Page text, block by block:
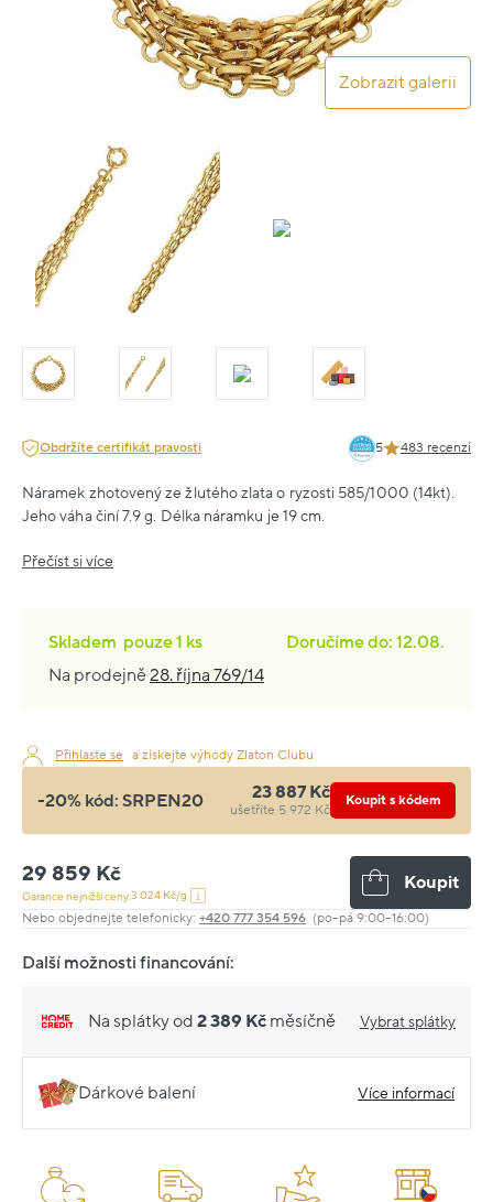
Zobrazit galerii
Obdržíte certifikát pravosti 5 483 recenzí
Náramek zhotovený ze žlutého zlata o ryzosti 585/1000 (14kt).
Jeho váha činí 7.9 g. Délka náramku je 19 cm.
Přečíst si více
Skladem pouze1 ks
Doručíme do: 12.08.
Na prodejně28. října 769/14
Přihlaste se a získejte výhody Zlaton Clubu
-20% kód: SRPEN20 23 887 Kč
ušetříte 5 972 Kč
Koupit s kódem
29 859 Kč
Garance nejnižší ceny:3 024 Kč/g
Koupit
Nebo objednejte telefonicky: +420 777 354 596 (po–pá 9:00–16:00)
Další možnosti financování:
Na splátky od 2 389 Kč měsíčně Vybrat splátky
Dárkové balení Více informací